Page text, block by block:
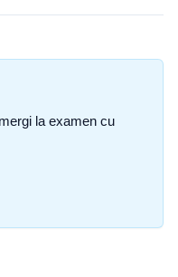
la examen cu